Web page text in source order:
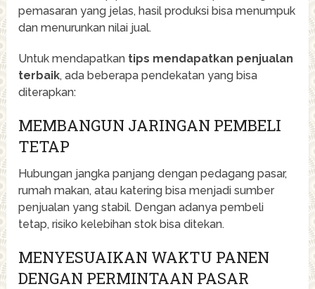
pemasaran yang jelas, hasil produksi bisa menumpuk
dan menurunkan nilai jual.
Untuk mendapatkan tips mendapatkan penjualan
terbaik, ada beberapa pendekatan yang bisa
diterapkan:
MEMBANGUN JARINGAN PEMBELI
TETAP
Hubungan jangka panjang dengan pedagang pasar,
rumah makan, atau katering bisa menjadi sumber
penjualan yang stabil. Dengan adanya pembeli
tetap, risiko kelebihan stok bisa ditekan.
MENYESUAIKAN WAKTU PANEN
DENGAN PERMINTAAN PASAR